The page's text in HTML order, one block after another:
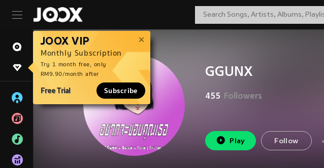
JOOX VIP
Monthly Subscription
Try 1 month free, only
RM9.90/month after
Free Trial Subscribe
GGUNX
455 Followers
Play Follow